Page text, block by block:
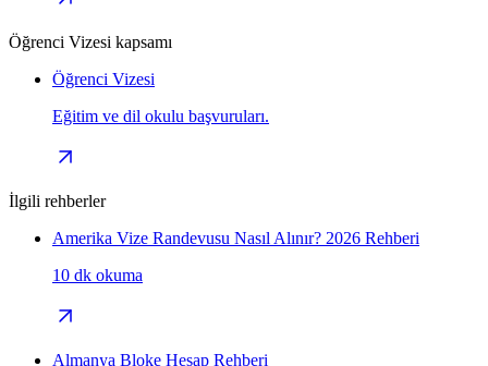
Öğrenci Vizesi kapsamı
Öğrenci Vizesi
Eğitim ve dil okulu başvuruları.
İlgili rehberler
Amerika Vize Randevusu Nasıl Alınır? 2026 Rehberi
10 dk okuma
Almanya Bloke Hesap Rehberi